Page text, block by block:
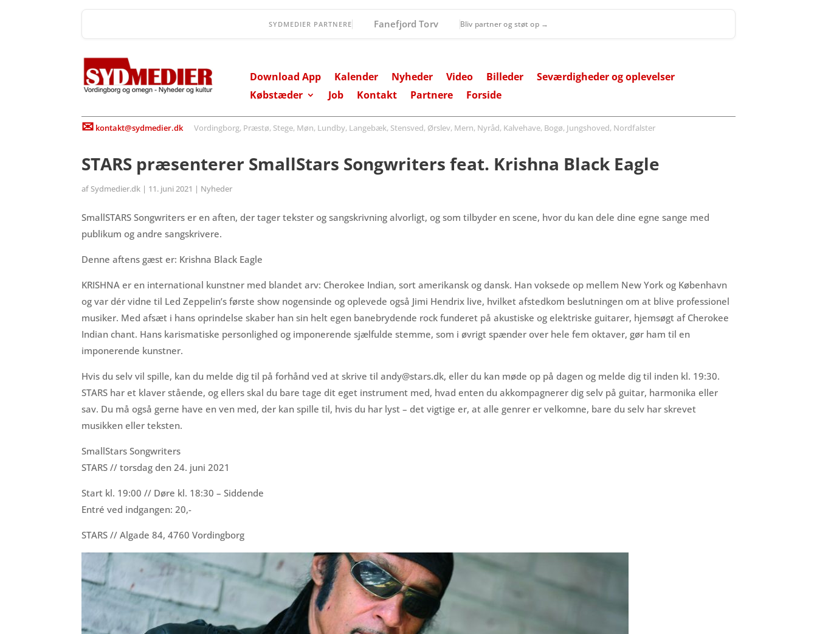
SYDMEDIER PARTNERE TOPmanager A/S Bliv partner og støt op →
Download App Kalender Nyheder Video Billeder
Seværdigheder og oplevelser
Købstæder
Job Kontakt Partnere Forside
✉ kontakt@sydmedier.dkVordingborg, Præstø, Stege, Møn, Lundby, Langebæk, Stensved, Ørslev, Mern, Nyråd, Kalvehave, Bogø, Jungshoved, Nordfalster
STARS præsenterer SmallStars Songwriters feat. Krishna Black Eagle
af Sydmedier.dk | 11. juni 2021 | Nyheder
SmallSTARS Songwriters er en aften, der tager tekster og sangskrivning alvorligt, og som tilbyder en scene, hvor du kan dele dine egne sange med
publikum og andre sangskrivere.
Denne aftens gæst er: Krishna Black Eagle
KRISHNA er en international kunstner med blandet arv: Cherokee Indian, sort amerikansk og dansk. Han voksede op mellem New York og København
og var dér vidne til Led Zeppelin’s første show nogensinde og oplevede også Jimi Hendrix live, hvilket afstedkom beslutningen om at blive professionel
musiker. Med afsæt i hans oprindelse skaber han sin helt egen banebrydende rock funderet på akustiske og elektriske guitarer, hjemsøgt af Cherokee
Indian chant. Hans karismatiske personlighed og imponerende sjælfulde stemme, som i øvrigt spænder over hele fem oktaver, gør ham til en
imponerende kunstner.
Hvis du selv vil spille, kan du melde dig til på forhånd ved at skrive til andy@stars.dk, eller du kan møde op på dagen og melde dig til inden kl. 19:30.
STARS har et klaver stående, og ellers skal du bare tage dit eget instrument med, hvad enten du akkompagnerer dig selv på guitar, harmonika eller
sav. Du må også gerne have en ven med, der kan spille til, hvis du har lyst – det vigtige er, at alle genrer er velkomne, bare du selv har skrevet
musikken eller teksten.
SmallStars Songwriters
STARS // torsdag den 24. juni 2021
Start kl. 19:00 // Døre kl. 18:30 – Siddende
Entré ved indgangen: 20,-
STARS // Algade 84, 4760 Vordingborg